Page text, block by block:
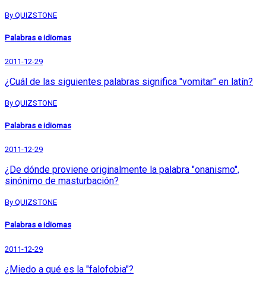
By QUIZSTONE
Palabras e idiomas
2011-12-29
¿Cuál de las siguientes palabras significa "vomitar" en latín?
By QUIZSTONE
Palabras e idiomas
2011-12-29
¿De dónde proviene originalmente la palabra "onanismo",
sinónimo de masturbación?
By QUIZSTONE
Palabras e idiomas
2011-12-29
¿Miedo a qué es la "falofobia"?